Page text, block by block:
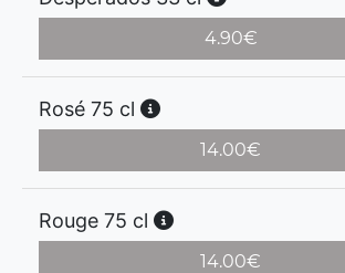
4.90€
Rosé 75 cl
14.00€
Rouge 75 cl
14.00€